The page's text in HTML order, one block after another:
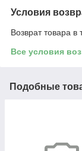
Условия
Возврат товара в
Все условия
Подобные